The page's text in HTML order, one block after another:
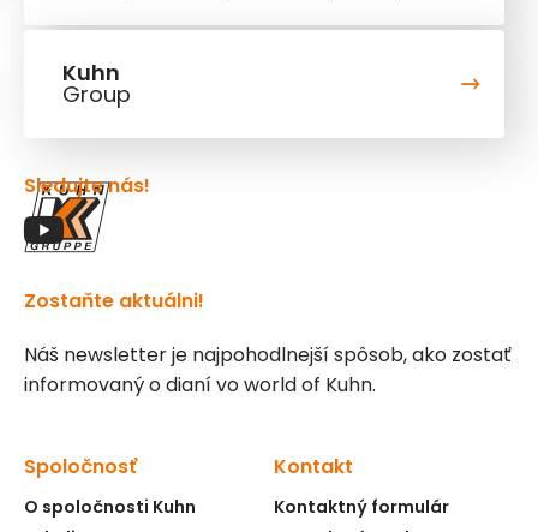
Kuhn
Group
Zostaňte aktuálni!
Náš newsletter je najpohodlnejší spôsob, ako zostať
informovaný o dianí vo world of Kuhn.
Spoločnosť
O spoločnosti Kuhn
Kontakt
Kontaktný formulár
Sledujte nás!